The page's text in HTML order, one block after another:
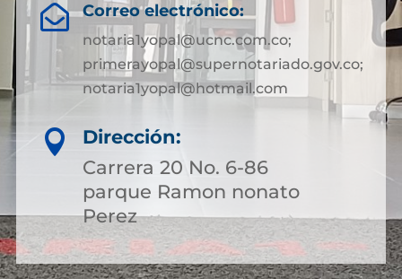
 Correo electrónico:
notaria1yopal@ucnc.com.co;
primerayopal@supernotariado.gov.co;
notaria1yopal@hotmail.com

Dirección:
Carrera 20 No. 6-86
parque Ramon nonato
Perez